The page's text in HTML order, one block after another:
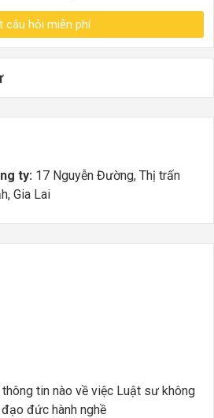
câu hỏi miễn phí
ty: 17 Nguyễn Đường, Thị trấn
Gia Lai
tin nào về việc Luật sư không
đức hành nghề